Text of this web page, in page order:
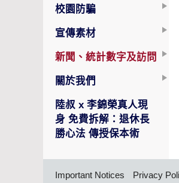
校園防騙
宣傳素材
新聞、統計數字及訪問
關於我們
陸叔 x 李錦榮真人現
身 免費拆解：退休長
勝心法 傳授保本術
Important Notices Privacy